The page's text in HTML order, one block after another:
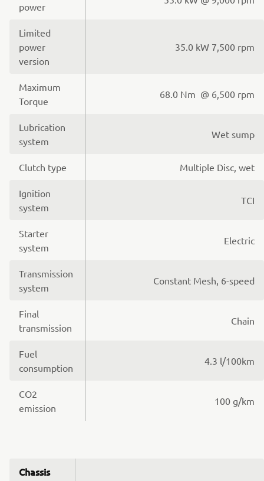
power
Limited
power
version
35.0 kW 7,500 rpm
Maximum
Torque
68.0 Nm @ 6,500 rpm
Lubrication
system
Wet sump
Clutch type Multiple Disc, wet
Ignition
system
TCI
Starter
system
Electric
Transmission
system
Constant Mesh, 6-speed
Final
transmission
Chain
Fuel
consumption
4.3 l/100km
CO2
emission
100 g/km
Chassis